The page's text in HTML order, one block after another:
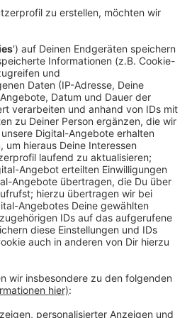
22.06.2025 10:16
Mann zu reanimieren - der
an der Unfallstelle. Die A4 war
Köln länger Zeit gesperrt.